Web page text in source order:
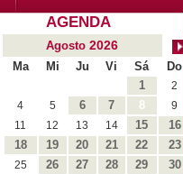
AGENDA
Agosto 2026
Ma Mi Ju Vi Sá
Do
1
2
4 5 6 7 8
9
11 12 13 14 15 16
18 19 20 21 22 23
25 26 27 28 29 30